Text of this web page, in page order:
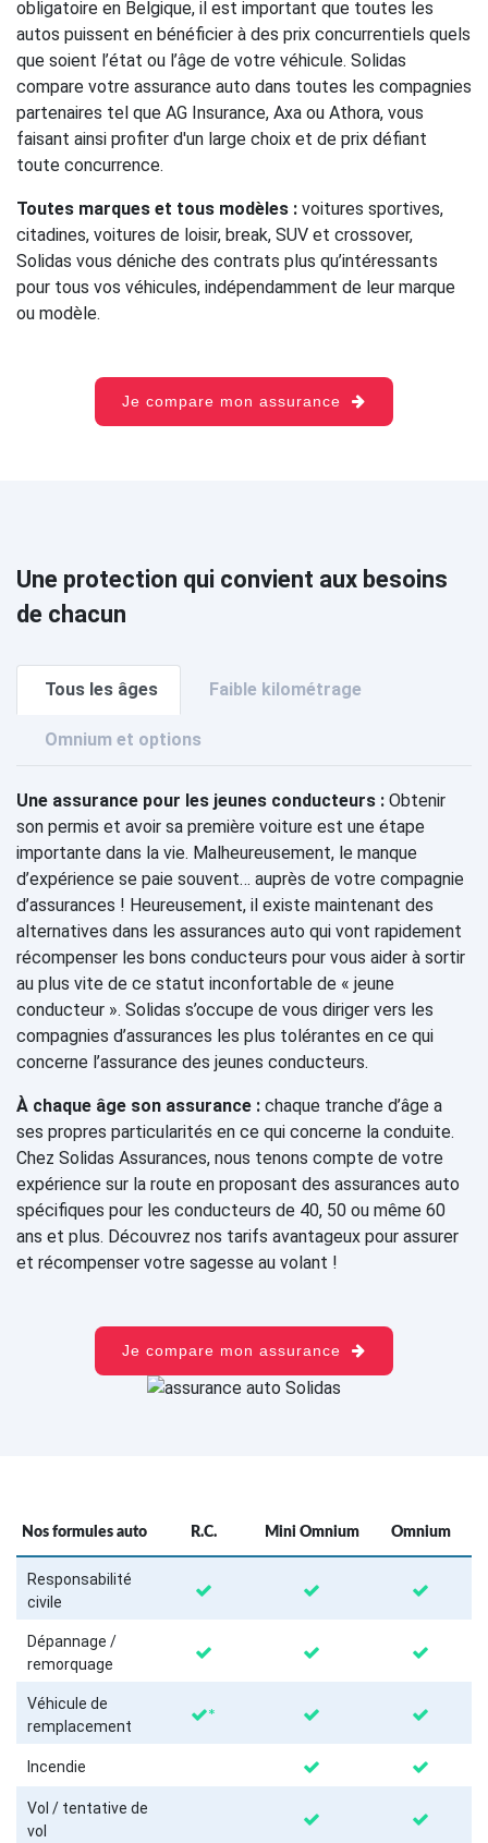
obligatoire en Belgique, il est important que toutes les
autos puissent en bénéficier à des prix concurrentiels quels
que soient l’état ou l’âge de votre véhicule. Solidas
compare votre assurance auto dans toutes les compagnies
partenaires tel que AG Insurance, Axa ou Athora, vous
faisant ainsi profiter d'un large choix et de prix défiant
toute concurrence.
Toutes marques et tous modèles : voitures sportives,
citadines, voitures de loisir, break, SUV et crossover,
Solidas vous déniche des contrats plus qu’intéressants
pour tous vos véhicules, indépendamment de leur marque
ou modèle.
Je compare mon assurance
Une protection qui convient aux besoins
de chacun
Tous les âges Faible kilométrage
Omnium et options
Une assurance pour les jeunes conducteurs : Obtenir
son permis et avoir sa première voiture est une étape
importante dans la vie. Malheureusement, le manque
d’expérience se paie souvent… auprès de votre compagnie
d’assurances ! Heureusement, il existe maintenant des
alternatives dans les assurances auto qui vont rapidement
récompenser les bons conducteurs pour vous aider à sortir
au plus vite de ce statut inconfortable de « jeune
conducteur ». Solidas s’occupe de vous diriger vers les
compagnies d’assurances les plus tolérantes en ce qui
concerne l’assurance des jeunes conducteurs.
À chaque âge son assurance : chaque tranche d’âge a
ses propres particularités en ce qui concerne la conduite.
Chez Solidas Assurances, nous tenons compte de votre
expérience sur la route en proposant des assurances auto
spécifiques pour les conducteurs de 40, 50 ou même 60
ans et plus. Découvrez nos tarifs avantageux pour assurer
et récompenser votre sagesse au volant !
Je compare mon assurance
Nos formules auto R.C. Mini Omnium Omnium
Responsabilité
civile
Dépannage /
remorquage
Véhicule de
remplacement
*
Incendie
Vol / tentative de
vol